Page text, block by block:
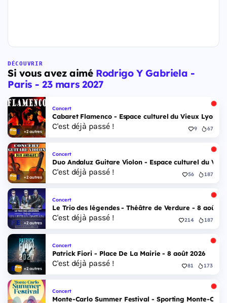
DÉCOUVRIR
Si vous avez aimé Rodrigo Y Gabriela -
Paris - 23 mars 2027
+2 autres
Concert
Cabaret Flamenco - Espace culturel du Vieux Lyon -
C'est déjà passé ! 9 67
+2 autres
Concert
Duo Andaluz Guitare Violon - Espace culturel du
C'est déjà passé ! 56 187
+2 autres
Concert
Le Trio des légendes - Théâtre de Verdure - 8 août
C'est déjà passé ! 214 187
+2 autres
Concert
Patrick Fiori - Place De La Mairie - 8 août 2026
C'est déjà passé ! 81 173
Concert
Monte-Carlo Summer Festival - Sporting Monte-